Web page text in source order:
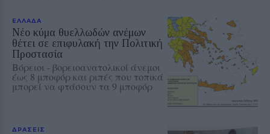
ΕΛΛΑΔΑ
Νέο κύμα θυελλωδών ανέμων
θέτει σε επιφυλακή την Πολιτική
Προστασία
Βόρειοι - βορειοανατολικοί άνεμοι
έως 8 μποφόρ και ριπές που τοπικά
μπορεί να φτάσουν τα 9 μποφόρ
ΔΡΑΣΕΙΣ